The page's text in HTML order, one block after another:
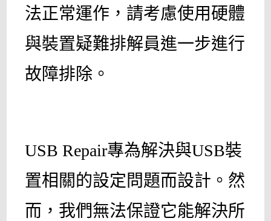
法正常運作，請考慮使用硬體
與裝置疑難排解員進一步進行
故障排除。
USB Repair專為解決與USB裝
置相關的設定問題而設計。然
而，我們無法保證它能解決所